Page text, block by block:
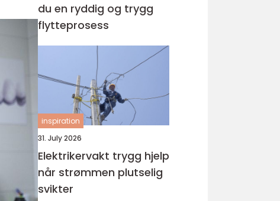
du en ryddig og trygg
flytteprosess
inspiration
31. July 2026
Elektrikervakt trygg hjelp
når strømmen plutselig
svikter